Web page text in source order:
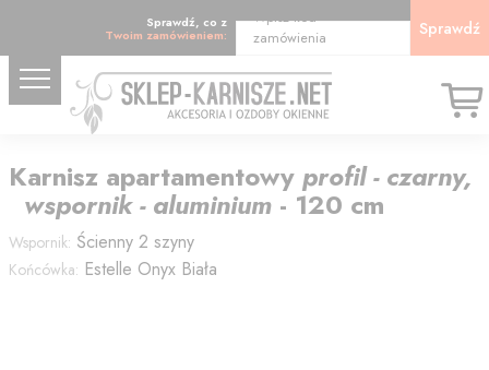
Sprawdź, co z
Twoim zamówieniem:
Wpisz kod
zamówienia
Sprawdź
Karnisz apartamentowy profil - czarny,
wspornik - aluminium - 120 cm
Wspornik: Ścienny 2 szyny
Końcówka: Estelle Onyx Biała